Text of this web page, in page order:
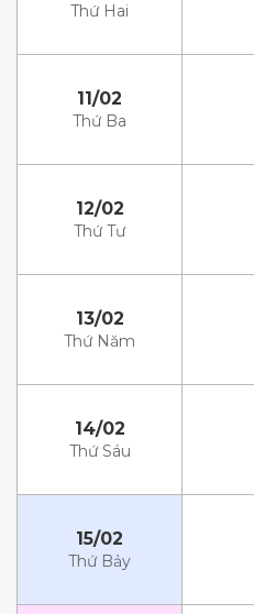
Thứ Hai
11/02
Thứ Ba
12/02
Thứ Tư
13/02
Thứ Năm
14/02
Thứ Sáu
15/02
Thứ Bảy